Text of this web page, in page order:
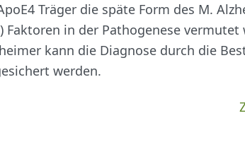
Träger die späte Form des M.
Faktoren in der Pathogenese vermutet
kann die Diagnose durch die
werden.